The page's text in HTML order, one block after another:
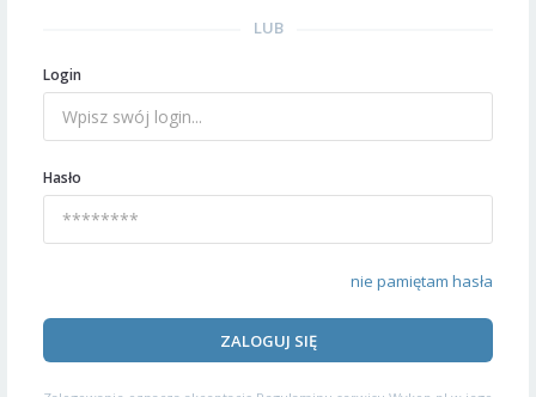
LUB
Login
Hasło
nie pamiętam hasła
ZALOGUJ SIĘ